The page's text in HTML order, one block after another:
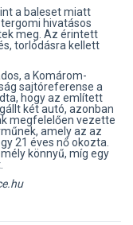
a baleset miatt
hivatásos
meg. Az érintett
torlódásra kellett
a Komárom-
sajtóreferense a
hogy az említett
két autó, azonban
megfelelően vezette
amely az az
21 éves nő okozta.
könnyű, míg egy